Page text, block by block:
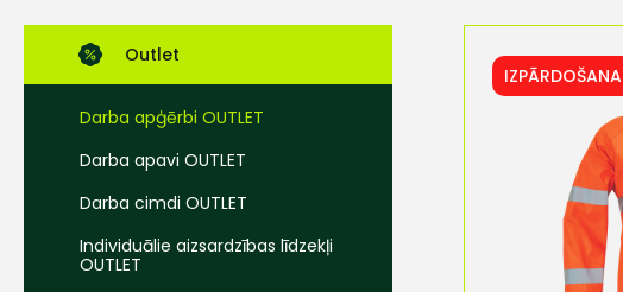
Outlet
Darba apģērbi OUTLET
Darba apavi OUTLET
Darba cimdi OUTLET
Individuālie aizsardzības līdzekļi
OUTLET
IZPĀRDOŠANA